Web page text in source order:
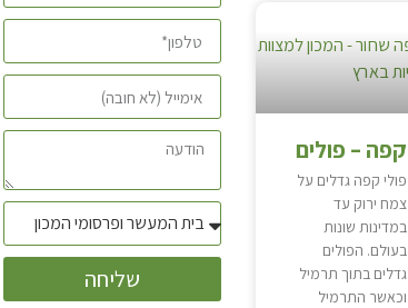
קפה – פולים
פולי קפה גדלים על
צמח ירוק עד
במדינות שונות
בעולם. הפולים
גדלים בתוך תרמיל
וכאשר התרמיל
שליחה